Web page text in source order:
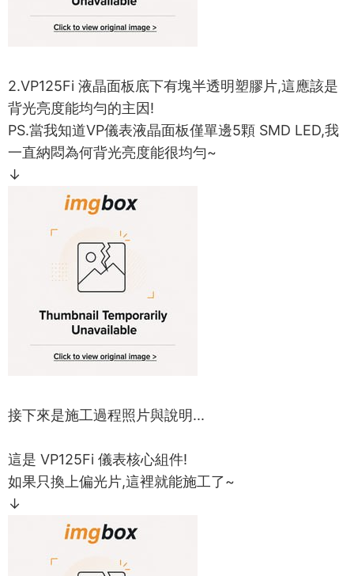
2.VP125Fi 液晶面板底下有塊半透明塑膠片,這應該是
背光亮度能均勻的主因!
PS.當我知道VP儀表液晶面板僅單邊5顆 SMD LED,我
一直納悶為何背光亮度能很均勻~
↓
接下來是施工過程照片與說明...
這是 VP125Fi 儀表核心組件!
如果只換上偏光片,這裡就能施工了~
↓